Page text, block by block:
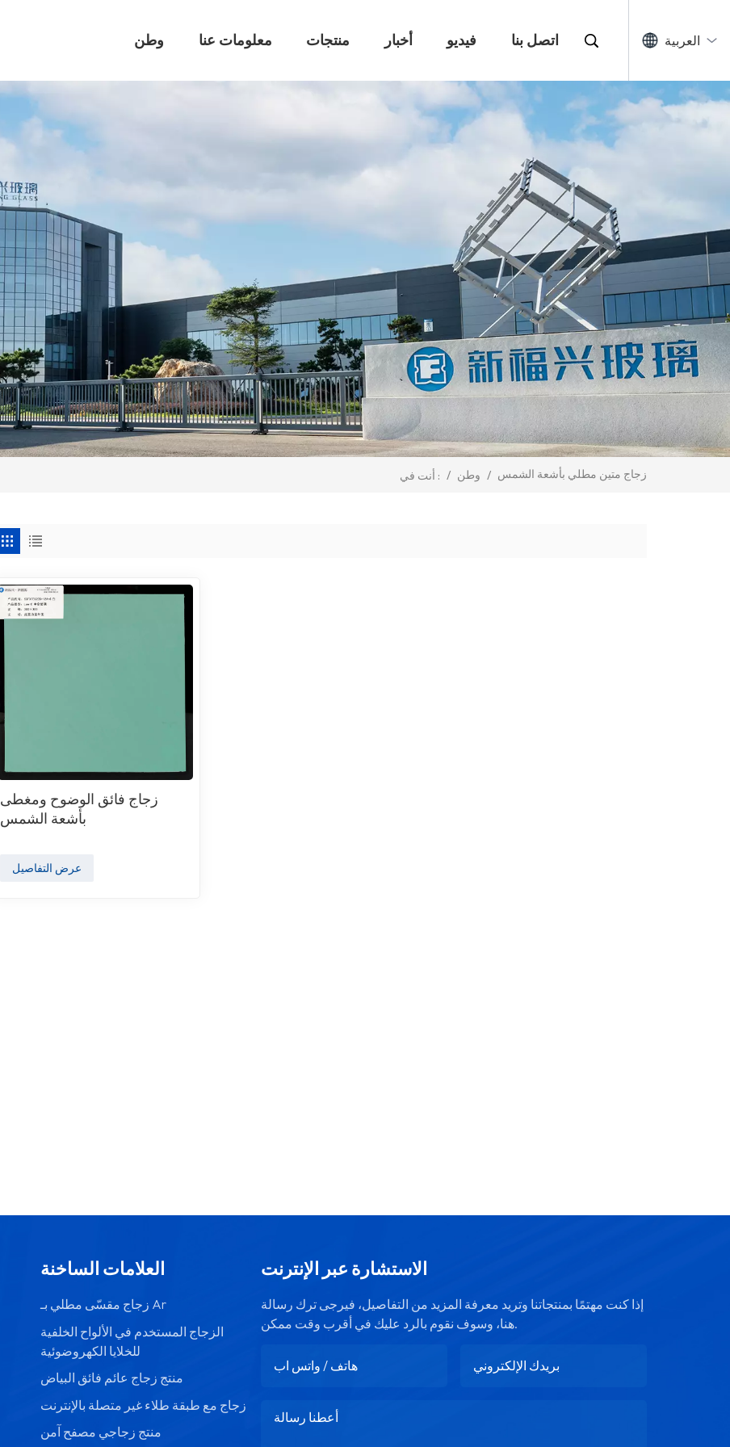
وطن معلومات عنا منتجات أخبار فيديو اتصل بنا العربية
أنت في : / وطن / زجاج متين مطلي بأشعة الشمس
زجاج فائق الوضوح ومغطى
بأشعة الشمس
عرض التفاصيل
العلامات الساخنة
زجاج مقسّى مطلي بـ Ar
الزجاج المستخدم في الألواح الخلفية
للخلايا الكهروضوئية
منتج زجاج عائم فائق البياض
زجاج مع طبقة طلاء غير متصلة بالإنترنت
منتج زجاجي مصفح آمن
الاستشارة عبر الإنترنت
إذا كنت مهتمًا بمنتجاتنا وتريد معرفة المزيد من التفاصيل، فيرجى ترك رسالة
هنا، وسوف نقوم بالرد عليك في أقرب وقت ممكن.